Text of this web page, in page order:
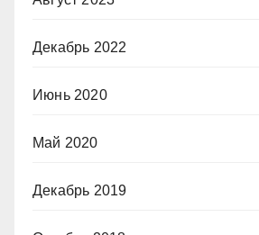
Декабрь 2022
Июнь 2020
Май 2020
Декабрь 2019